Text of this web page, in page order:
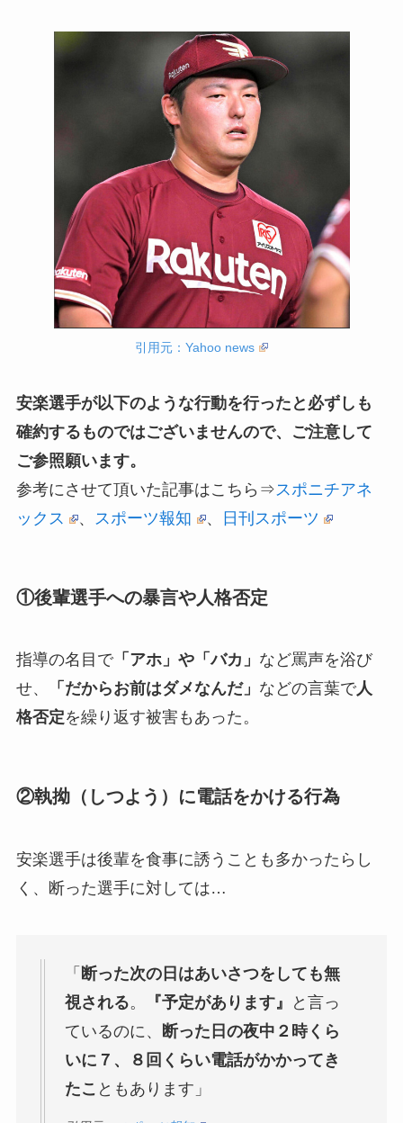
引用元：Yahoo news
安楽選手が以下のような行動を行ったと必ずしも
確約するものではございませんので、ご注意して
ご参照願います。
参考にさせて頂いた記事はこちら⇒ スポニチアネ
ックス
、 スポーツ報知 、 日刊スポーツ
①後輩選手への暴言や人格否定
指導の名目で「アホ」や「バカ」 など罵声を浴び
せ、
「だからお前はダメなんだ」 などの言葉で人
格否定を繰り返す被害もあった。
②執拗（しつよう）に電話をかける行為
安楽選手は後輩を食事に誘うことも多かったらし
く、断った選手に対しては…
「 断った次の日はあいさつをしても無
視される。 『予定があります』
と言っ
ているのに、
断った日の夜中２時くら
いに７、８回くらい電話がかかってき
たこ ともあります」